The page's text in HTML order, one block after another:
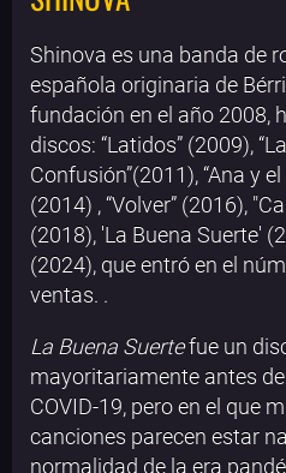
Shinova es una banda de
española originaria de
fundación en el año 2008,
discos: “Latidos” (2009),
Confusión”(2011), “Ana y
(2014) , “Volver” (2016),
(2018), 'La Buena Suerte'
(2024), que entró en el
ventas. .
La Buena Suertefue un
mayoritariamente antes
COVID-19, pero en el que
canciones parecen estar
normalidad de la era